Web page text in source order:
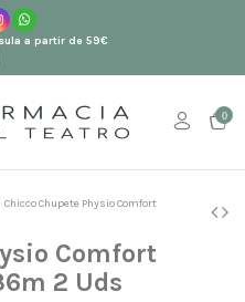
a partir de 59€
0
Chicco Chupete Physio Comfort
Comfort
2 Uds